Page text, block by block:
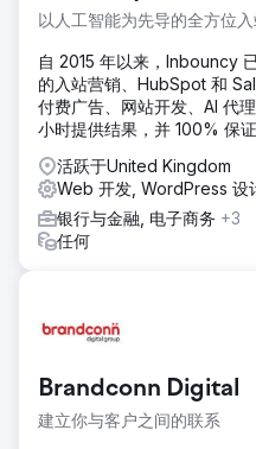
上销售。
解决方案
我们为SP Workwear公司开
化其网站，使其在关键搜索
通过优化技术SEO、提升内
网站更好地满足高价值客户
显著提升了其在线商店的曝
结果
SP Workwear 的业务增长显
提升 236%，自然购买量更是
的 SEO 策略带来了丰厚的
以人工智能为先导的全方位
自 2015 年以来，Inbouncy
的入站营销、HubSpot 和
付费广告、网站开发、AI 代
小时提供结果，并 100% 保证
活跃于United Kingdom
Web 开发, WordPress 设
银行与金融, 电子商务 +3
任何
Brandconn Digital
建立你与客户之间的联系